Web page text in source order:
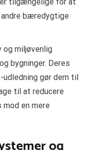
andre bæredygtige
og miljøvenlig
bygninger. Deres
gør dem til
til at reducere
en mere